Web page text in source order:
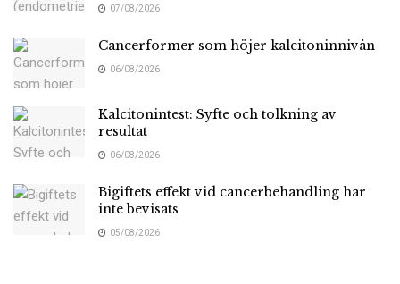
07/08/2026
Cancerformer som höjer kalcitoninnivån
06/08/2026
Kalcitonintest: Syfte och tolkning av
resultat
06/08/2026
Bigiftets effekt vid cancerbehandling har
inte bevisats
05/08/2026